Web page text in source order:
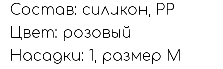
Состав: силикон, PP
Цвет: розовый
Насадки: 1, размер M